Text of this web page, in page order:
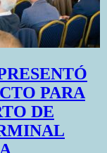
PARA
DE